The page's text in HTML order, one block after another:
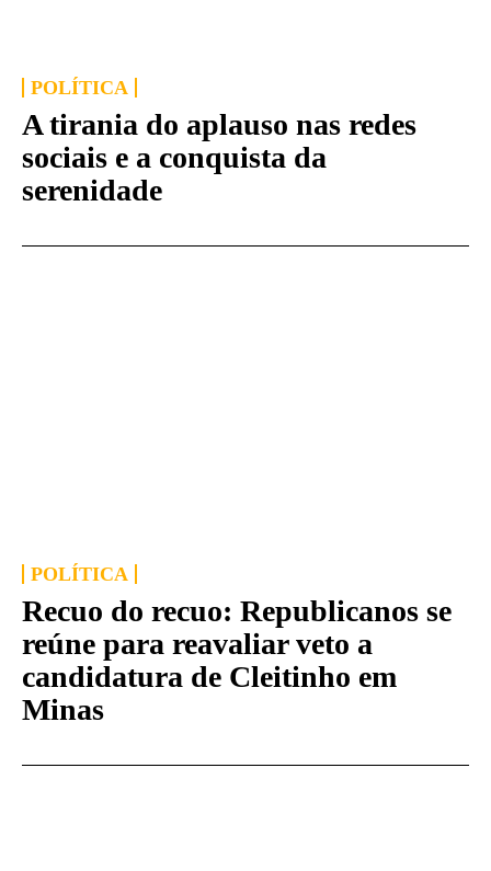
POLÍTICA
A tirania do aplauso nas redes
sociais e a conquista da
serenidade
POLÍTICA
Recuo do recuo: Republicanos se
reúne para reavaliar veto a
candidatura de Cleitinho em
Minas